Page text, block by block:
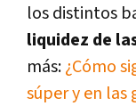
los distintos
liquidez de
más:¿Cómo
súper y en las